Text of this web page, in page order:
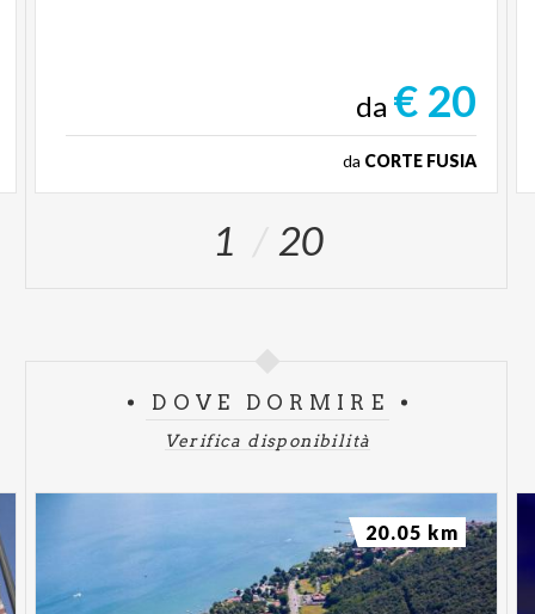
da € 20
da CORTE FUSIA
1 20
DOVE DORMIRE
Verifica disponibilità
20.05 km